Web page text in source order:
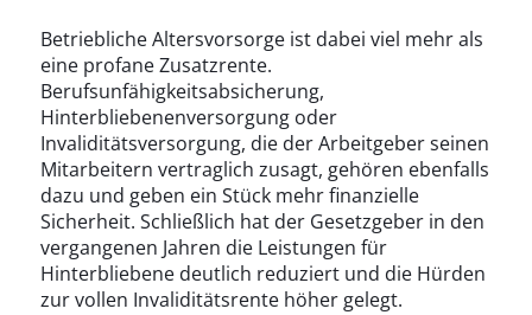
Betriebliche Altersvorsorge ist dabei viel mehr als
eine profane Zusatzrente.
Berufsunfähigkeitsabsicherung,
Hinterbliebenenversorgung oder
Invaliditätsversorgung, die der Arbeitgeber seinen
Mitarbeitern vertraglich zusagt, gehören ebenfalls
dazu und geben ein Stück mehr finanzielle
Sicherheit. Schließlich hat der Gesetzgeber in den
vergangenen Jahren die Leistungen für
Hinterbliebene deutlich reduziert und die Hürden
zur vollen Invaliditätsrente höher gelegt.